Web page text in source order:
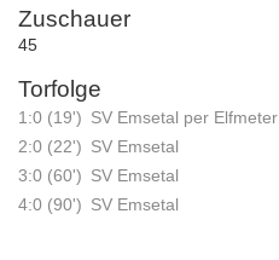
Zuschauer
45
Torfolge
1:0 (19') SV Emsetal per Elfmeter
2:0 (22') SV Emsetal
3:0 (60') SV Emsetal
4:0 (90') SV Emsetal